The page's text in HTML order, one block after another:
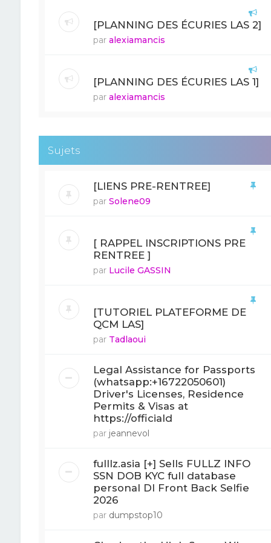
[PLANNING DES ÉCURIES LAS 2]
par alexiamancis
[PLANNING DES ÉCURIES LAS 1]
par alexiamancis
Sujets
[LIENS PRE-RENTREE]
par Solene09
[ RAPPEL INSCRIPTIONS PRE
RENTREE ]
par Lucile GASSIN
[TUTORIEL PLATEFORME DE
QCM LAS]
par Tadlaoui
Legal Assistance for Passports
(whatsapp:+16722050601)
Driver's Licenses, Residence
Permits & Visas at
https://officiald
par jeannevol
fulllz.asia [+] Sells FULLZ INFO
SSN DOB KYC full database
personal Dl Front Back Selfie
2026
par dumpstop10